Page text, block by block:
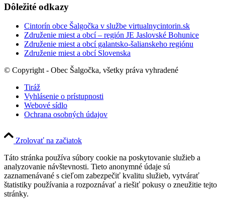
Dôležité odkazy
Cintorín obce Šalgočka v službe virtualnycintorin.sk
Združenie miest a obcí – región JE Jaslovské Bohunice
Združenie miest a obcí galantsko-šalianskeho regiónu
Združenie miest a obcí Slovenska
© Copyright - Obec Šalgočka, všetky práva vyhradené
Tiráž
Vyhlásenie o prístupnosti
Webové sídlo
Ochrana osobných údajov
Zrolovať na začiatok
Táto stránka používa súbory cookie na poskytovanie služieb a
analyzovanie návštevnosti. Tieto anonymné údaje sú
zaznamenávané s cieľom zabezpečiť kvalitu služieb, vytvárať
štatistiky používania a rozpoznávať a riešiť pokusy o zneužitie tejto
stránky.